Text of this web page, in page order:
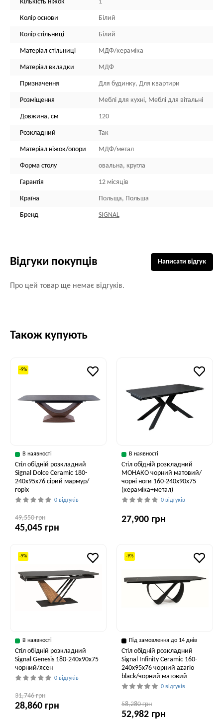
Кількість ніжок 1
Колір основи Білий
Колір стільниці Білий
Матеріал стільниці МДФ/кераміка
Матеріал вкладки МДФ
Призначення Для будинку, Для квартири
Розміщення Меблі для кухні, Меблі для вітальні
Довжина, см 120
Розкладний Так
Матеріал ніжок/опори МДФ/метал
Форма столу овальна, кругла
Гарантія 12 місяців
Країна Польща, Польша
Бренд SIGNAL
Відгуки покупців
Про цей товар ще немає відгуків.
Написати відгук
Також купують
-9%
В наявності
Стіл обідній розкладний
Signal Dolce Ceramic 180-
240x95x76 сірий мармур/
горіх
0 відгуків
49,550 грн
45,045 грн
В наявності
Стіл обідній розкладний
МОНАКО чорний матовий/
чорні ноги 160-240x90x75
(кераміка+метал)
0 відгуків
27,900 грн
-9%
В наявності
Стіл обідній розкладний
Signal Genesis 180-240x90x75
чорний/ясен
0 відгуків
31,746 грн
28,860 грн
-9%
Під замовлення до 14 днів
Стіл обідній розкладний
Signal Infinity Ceramic 160-
240x95x76 чорний azario
black/чорний матовий
0 відгуків
58,280 грн
52,982 грн